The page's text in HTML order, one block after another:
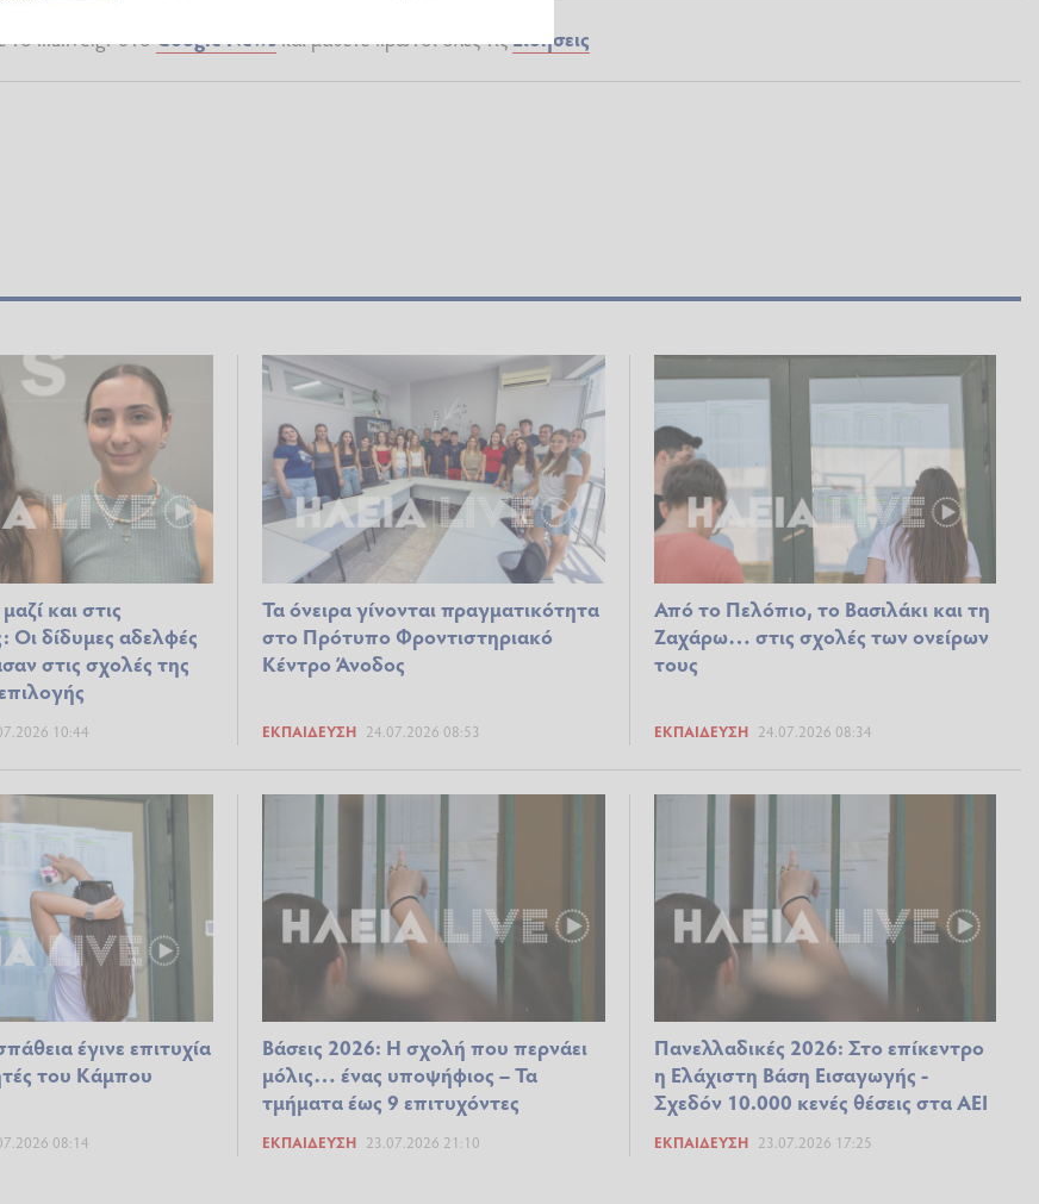
το ilialive.gr στοGoogle Newsκαι μάθετε πρώτοι όλες τιςΕιδήσεις
και στις
Οι δίδυμες αδελφές
στις σχολές της
10:44
Τα όνειρα γίνονται πραγματικότητα
στο Πρότυπο Φροντιστηριακό
Κέντρο Άνοδος
ΕΚΠΑΊΔΕΥΣΗ 24.07.2026 08:53
Από το Πελόπιο, το Βασιλάκι και τη
Ζαχάρω… στις σχολές των ονείρων
τους
ΕΚΠΑΊΔΕΥΣΗ 24.07.2026 08:34
έγινε επιτυχία
του Κάμπου
08:14
Βάσεις 2026: Η σχολή που περνάει
μόλις… ένας υποψήφιος – Τα
τμήματα έως 9 επιτυχόντες
ΕΚΠΑΊΔΕΥΣΗ 23.07.2026 21:10
Πανελλαδικές 2026: Στο επίκεντρο
η Ελάχιστη Βάση Εισαγωγής -
Σχεδόν 10.000 κενές θέσεις στα ΑΕΙ
ΕΚΠΑΊΔΕΥΣΗ 23.07.2026 17:25